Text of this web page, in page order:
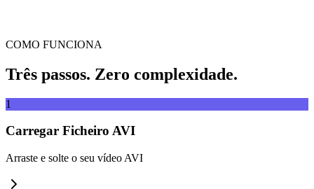
COMO FUNCIONA
Três passos. Zero complexidade.
1
Carregar Ficheiro AVI
Arraste e solte o seu vídeo AVI